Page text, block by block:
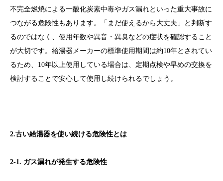
不完全燃焼による一酸化炭素中毒やガス漏れといった重大事故に
つながる危険性もあります。「まだ使えるから大丈夫」と判断す
るのではなく、使用年数や異音・異臭などの症状を確認すること
が大切です。給湯器メーカーの標準使用期間は約10年とされてい
るため、10年以上使用している場合は、定期点検や早めの交換を
検討することで安心して使用し続けられるでしょう。
2.古い給湯器を使い続ける危険性とは
2-1. ガス漏れが発生する危険性